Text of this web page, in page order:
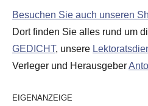
Besuchen Sie auch unseren
Dort finden Sie alles rund um
GEDICHT, unsere
Verleger und Herausgeber
EIGENANZEIGE